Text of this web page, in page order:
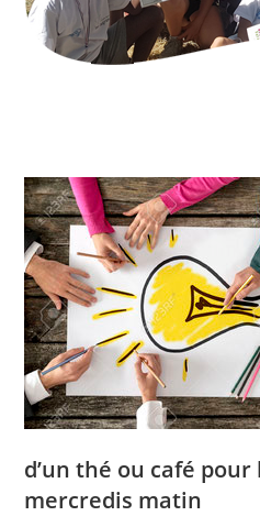
d’un thé ou café
mercredis matin